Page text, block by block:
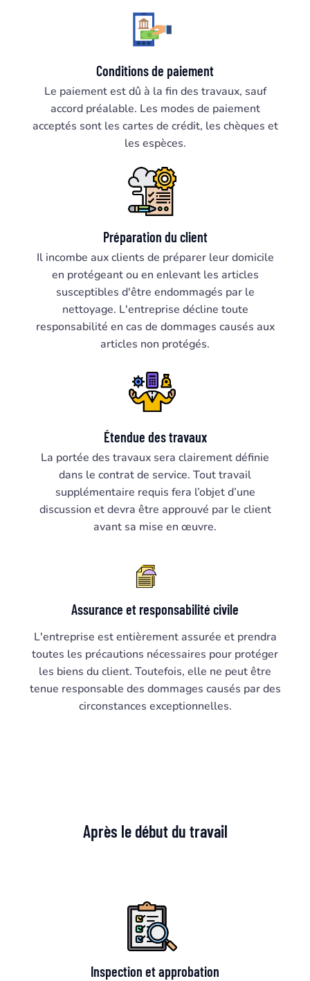
Conditions de paiement
Le paiement est dû à la fin des travaux, sauf
accord préalable. Les modes de paiement
acceptés sont les cartes de crédit, les chèques et
les espèces.
Préparation du client
Il incombe aux clients de préparer leur domicile
en protégeant ou en enlevant les articles
susceptibles d'être endommagés par le
nettoyage. L'entreprise décline toute
responsabilité en cas de dommages causés aux
articles non protégés.
Étendue des travaux
La portée des travaux sera clairement définie
dans le contrat de service. Tout travail
supplémentaire requis fera l’objet d’une
discussion et devra être approuvé par le client
avant sa mise en œuvre.
Assurance et responsabilité civile
L'entreprise est entièrement assurée et prendra
toutes les précautions nécessaires pour protéger
les biens du client. Toutefois, elle ne peut être
tenue responsable des dommages causés par des
circonstances exceptionnelles.
Après le début du travail
Inspection et approbation